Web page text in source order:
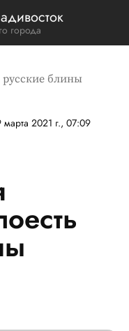
города
русские блины
марта 2021 г., 07:09